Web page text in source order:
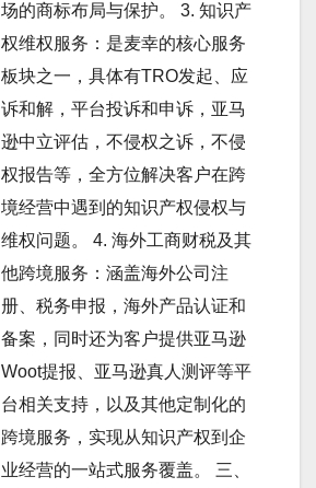
场的商标布局与保护。 3. 知识产
权维权服务：是麦幸的核心服务
板块之一，具体有TRO发起、应
诉和解，平台投诉和申诉，亚马
逊中立评估，不侵权之诉，不侵
权报告等，全方位解决客户在跨
境经营中遇到的知识产权侵权与
维权问题。 4. 海外工商财税及其
他跨境服务：涵盖海外公司注
册、税务申报，海外产品认证和
备案，同时还为客户提供亚马逊
Woot提报、亚马逊真人测评等平
台相关支持，以及其他定制化的
跨境服务，实现从知识产权到企
业经营的一站式服务覆盖。 三、